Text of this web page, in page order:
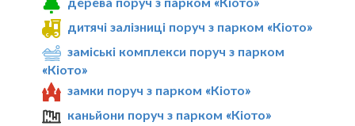
дитячі залізниці поруч з парком «Кіото»
заміські комплекси поруч з парком
«Кіото»
замки поруч з парком «Кіото»
каньйони поруч з парком «Кіото»